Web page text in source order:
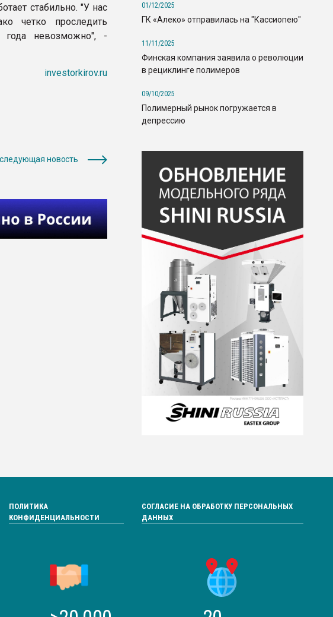
стабильно. "У нас
четко проследить
года невозможно", -
investorkirov.ru
следующая новость
01/12/2025
ГК «Алеко» отправилась на "Кассиопею"
11/11/2025
Финская компания заявила о революции
в рециклинге полимеров
09/10/2025
Полимерный рынок погружается в
депрессию
ПОЛИТИКА
КОНФИДЕНЦИАЛЬНОСТИ
СОГЛАСИЕ НА ОБРАБОТКУ ПЕРСОНАЛЬНЫХ
ДАННЫХ